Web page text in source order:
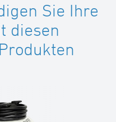
Sie Ihre
diesen